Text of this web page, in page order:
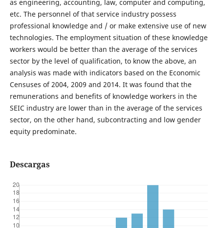
as engineering, accounting, law, computer and computing,
etc. The personnel of that service industry possess
professional knowledge and / or make extensive use of new
technologies. The employment situation of these knowledge
workers would be better than the average of the services
sector by the level of qualification, to know the above, an
analysis was made with indicators based on the Economic
Censuses of 2004, 2009 and 2014. It was found that the
remunerations and benefits of knowledge workers in the
SEIC industry are lower than in the average of the services
sector, on the other hand, subcontracting and low gender
equity predominate.
Descargas